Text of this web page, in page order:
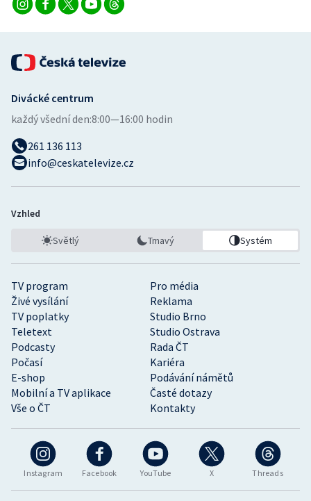
Instagram Facebook YouTube X Threads
TV program
Pro média
Živé vysílání
Reklama
TV poplatky
Studio Brno
Teletext
Studio Ostrava
Podcasty
Rada ČT
Počasí
Kariéra
E-shop
Podávání námětů
Mobilní a TV aplikace
Časté dotazy
Vše o ČT
Kontakty
Divácké centrum
každý všední den:8:00—16:00 hodin
261 136 113
info@ceskatelevize.cz
Vzhled
Světlý Tmavý Systém